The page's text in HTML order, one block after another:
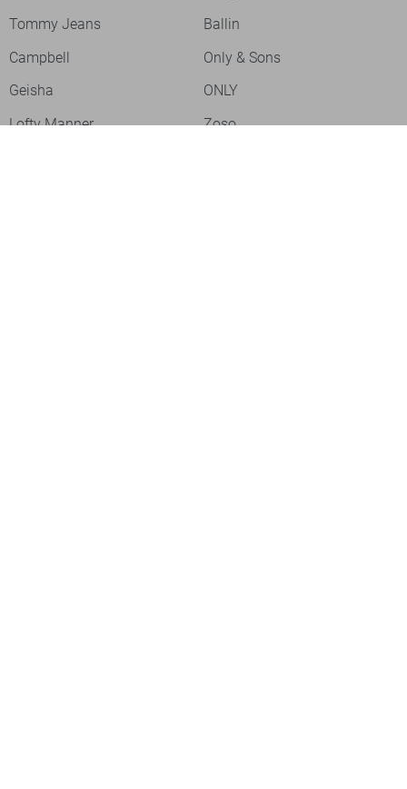
Tommy Jeans
Ballin
Campbell
Only & Sons
Geisha
ONLY
Lofty Manner
Zoso